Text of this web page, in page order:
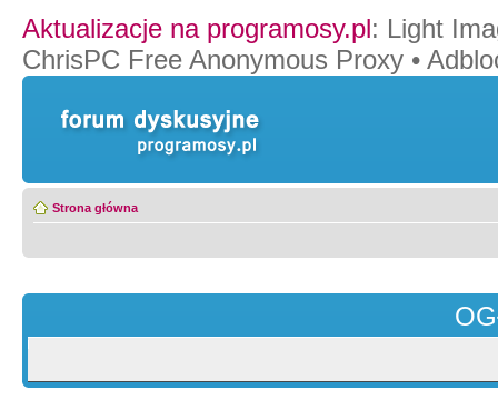
Aktualizacje na programosy.pl: Light
ChrisPC Free Anonymous Proxy •
Strona główna